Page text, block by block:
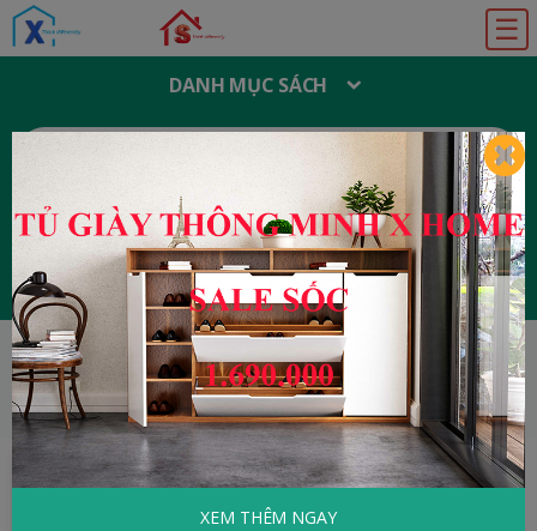
☰
DANH MỤC SÁCH
T
M
I
:
Đăng ký Đăng nhập
HOME Tâm Lý - Kỹ Năng Sống
Tự Tin Khởi
Nghiệp
XEM THÊM NGAY